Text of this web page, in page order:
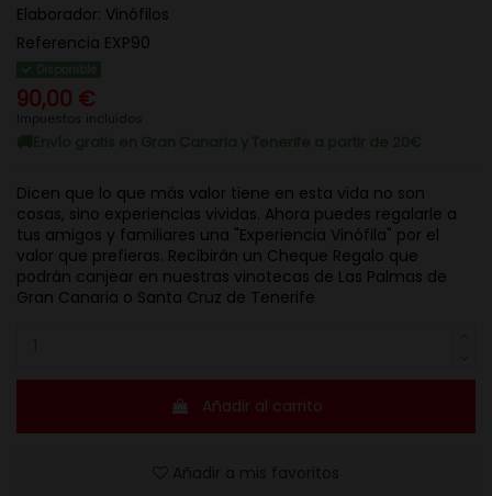
Elaborador: Vinófilos
Referencia EXP90
90,00 €
Impuestos incluidos
Dicen que lo que más valor tiene en esta vida no son
cosas, sino experiencias vividas. Ahora puedes regalarle a
tus amigos y familiares una "Experiencia Vinófila" por el
valor que prefieras. Recibirán un Cheque Regalo que
podrán canjear en nuestras vinotecas de Las Palmas de
Gran Canaria o Santa Cruz de Tenerife
Añadir al carrito